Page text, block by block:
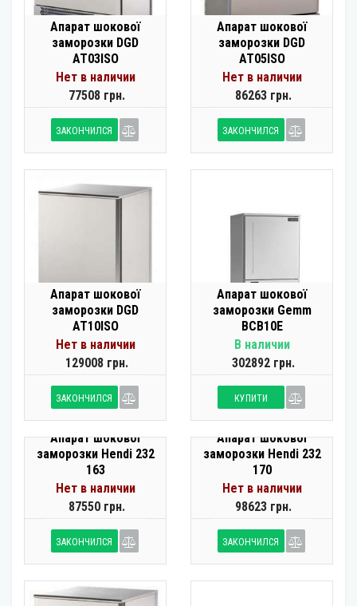
Апарат шокової
заморозки DGD
AT03ISO
Нет в наличии
77508 грн.
ЗАКОНЧИЛСЯ
Апарат шокової
заморозки DGD
AT05ISO
Нет в наличии
86263 грн.
ЗАКОНЧИЛСЯ
Апарат шокової
заморозки DGD
AT10ISO
Нет в наличии
129008 грн.
ЗАКОНЧИЛСЯ
Апарат шокової
заморозки Gemm
BCB10E
В наличии
302892 грн.
КУПИТИ
Апарат шокової
заморозки Hendi 232
163
Нет в наличии
87550 грн.
ЗАКОНЧИЛСЯ
Апарат шокової
заморозки Hendi 232
170
Нет в наличии
98623 грн.
ЗАКОНЧИЛСЯ